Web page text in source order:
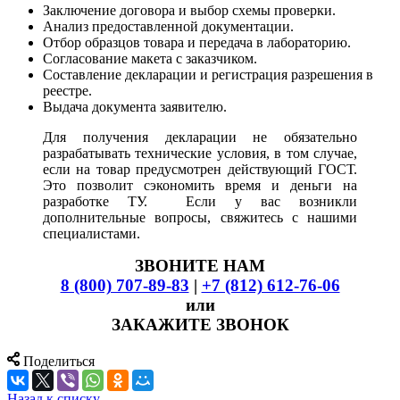
Заключение договора и выбор схемы проверки.
Анализ предоставленной документации.
Отбор образцов товара и передача в лабораторию.
Согласование макета с заказчиком.
Составление декларации и регистрация разрешения в
реестре.
Выдача документа заявителю.
Для получения декларации не обязательно
разрабатывать технические условия, в том случае,
если на товар предусмотрен действующий ГОСТ.
Это позволит сэкономить время и деньги на
разработке ТУ. Если у вас возникли
дополнительные вопросы, свяжитесь с нашими
специалистами.
ЗВОНИТЕ НАМ
8 (800) 707-89-83 | +7 (812) 612-76-06
или
ЗАКАЖИТЕ ЗВОНОК
Поделиться